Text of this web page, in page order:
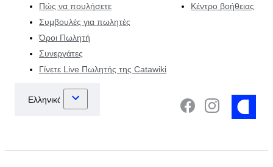
Πώς να πουλήσετε
Συμβουλές για πωλητές
Όροι Πωλητή
Συνεργάτες
Γίνετε Live Πωλητής της Catawiki
Κέντρο βοήθειας